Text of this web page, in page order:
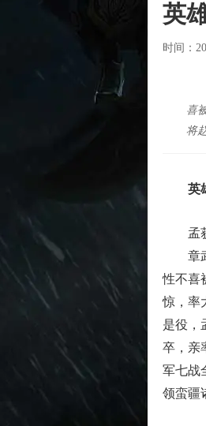
英
时间：
喜
将
英
孟获
章武
性不喜
惊，率
是役，
卒，亲
军七战
领蛮疆